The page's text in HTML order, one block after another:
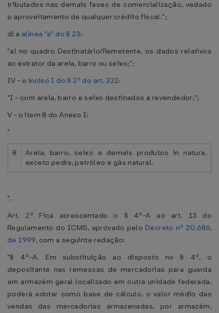
tributados nas demais fases de comercialização, vedado
o aproveitamento de qualquer crédito fiscal.";
d) a alínea "a" do § 23:
"a) no quadro Destinatário/Remetente, os dados relativos
ao extrator da areia, barro ou seixo;";
IV - o inciso I do § 2º do art. 322:
"I - com areia, barro e seixo destinados a revendedor;";
V - o item 8 do Anexo I:
"
8
Areia, barro, seixo e demais produtos in natura,
exceto pedra, petróleo e gás natural.
".
Art. 2º Fica acrescentado o § 4º-A ao art. 13 do
Regulamento do ICMS, aprovado pelo Decreto nº 20.686,
de 1999, com a seguinte redação:
"§ 4º-A. Em substituição ao disposto no § 4º, o
depositante nas remessas de mercadorias para guarda
em armazém geral localizado em outra unidade federada,
poderá adotar como base de cálculo, o valor médio das
vendas das mercadorias armazenadas, por armazém,